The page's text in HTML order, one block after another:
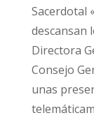
Sacerdotal
descansan
Directora
Consejo
unas